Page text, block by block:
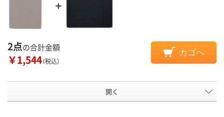
2点の合計金額
￥1,544（税込）
カゴへ
開く